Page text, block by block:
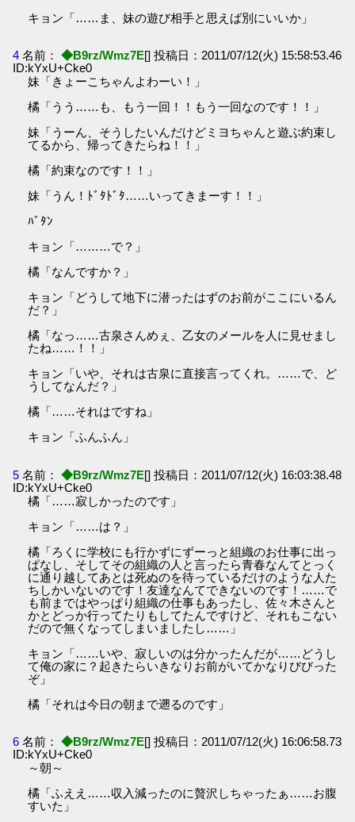
キョン「……ま、妹の遊び相手と思えば別にいいか」
4 名前： ◆B9rz/Wmz7E[] 投稿日：2011/07/12(火) 15:58:53.46
ID:kYxU+Cke0
妹「きょーこちゃんよわーい！」
橘「うう……も、もう一回！！もう一回なのです！！」
妹「うーん、そうしたいんだけどミヨちゃんと遊ぶ約束し
てるから、帰ってきたらね！！」
橘「約束なのです！！」
妹「うん！ﾄﾞﾀﾄﾞﾀ……いってきまーす！！」
ﾊﾞﾀﾝ
キョン「………で？」
橘「なんですか？」
キョン「どうして地下に潜ったはずのお前がここにいるん
だ？」
橘「なっ……古泉さんめぇ、乙女のメールを人に見せまし
たね……！！」
キョン「いや、それは古泉に直接言ってくれ。……で、ど
うしてなんだ？」
橘「……それはですね」
キョン「ふんふん」
5 名前： ◆B9rz/Wmz7E[] 投稿日：2011/07/12(火) 16:03:38.48
ID:kYxU+Cke0
橘「……寂しかったのです」
キョン「……は？」
橘「ろくに学校にも行かずにずーっと組織のお仕事に出っ
ぱなし、そしてその組織の人と言ったら青春なんてとっく
に通り越してあとは死ぬのを待っているだけのような人た
ちしかいないのです！友達なんてできないのです！……で
も前まではやっぱり組織の仕事もあったし、佐々木さんと
かとどっか行ってたりもしてたんですけど、それもこない
だので無くなってしまいましたし……」
キョン「……いや、寂しいのは分かったんだが……どうし
て俺の家に？起きたらいきなりお前がいてかなりびびった
ぞ」
橘「それは今日の朝まで遡るのです」
6 名前： ◆B9rz/Wmz7E[] 投稿日：2011/07/12(火) 16:06:58.73
ID:kYxU+Cke0
～朝～
橘「ふええ……収入減ったのに贅沢しちゃったぁ……お腹
すいた」